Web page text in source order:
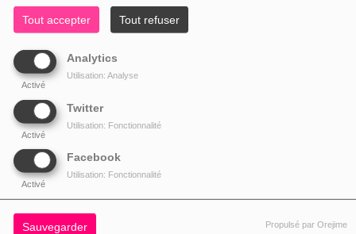
Tout accepter Tout refuser
Analytics
Activé
Utilisation: Analyse
Twitter
Activé
Utilisation: Fonctionnalité
Facebook
Activé
Utilisation: Fonctionnalité
Sauvegarder Propulsé par Orejime